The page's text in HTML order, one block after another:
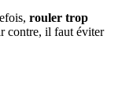
rouler trop
contre, il faut éviter